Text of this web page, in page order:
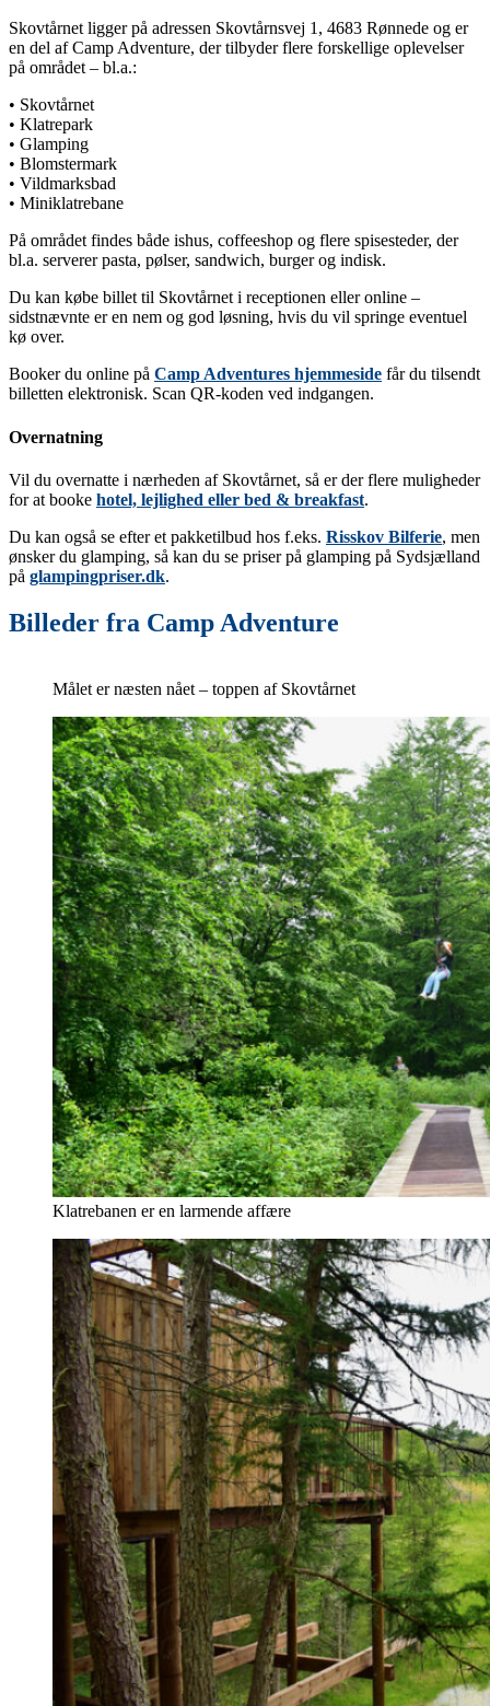
Skovtårnet ligger på adressen Skovtårnsvej 1, 4683 Rønnede og er
en del af Camp Adventure, der tilbyder flere forskellige oplevelser
på området – bl.a.:
• Skovtårnet
• Klatrepark
• Glamping
• Blomstermark
• Vildmarksbad
• Miniklatrebane
På området findes både ishus, coffeeshop og flere spisesteder, der
bl.a. serverer pasta, pølser, sandwich, burger og indisk.
Du kan købe billet til Skovtårnet i receptionen eller online –
sidstnævnte er en nem og god løsning, hvis du vil springe eventuel
kø over.
Booker du online på Camp Adventures hjemmeside får du tilsendt
billetten elektronisk. Scan QR-koden ved indgangen.
Overnatning
Vil du overnatte i nærheden af Skovtårnet, så er der flere muligheder
for at booke hotel, lejlighed eller bed & breakfast.
Du kan også se efter et pakketilbud hos f.eks. Risskov Bilferie, men
ønsker du glamping, så kan du se priser på glamping på Sydsjælland
på glampingpriser.dk.
Billeder fra Camp Adventure
Målet er næsten nået – toppen af Skovtårnet
Klatrebanen er en larmende affære